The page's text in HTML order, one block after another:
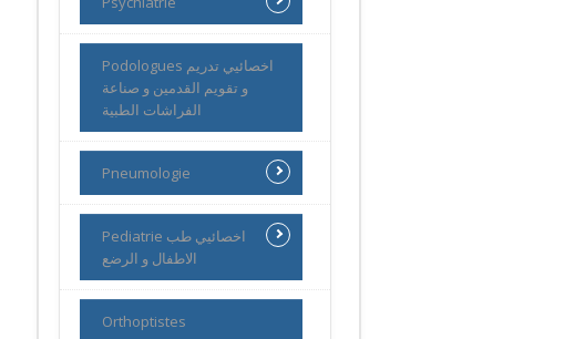
Podologues اخصائيي تدريم
و تقويم القدمين و صناعة
الفراشات الطبية
Pneumologie
Pediatrie اخصائيي طب
الاطفال و الرضع
Orthoptistes